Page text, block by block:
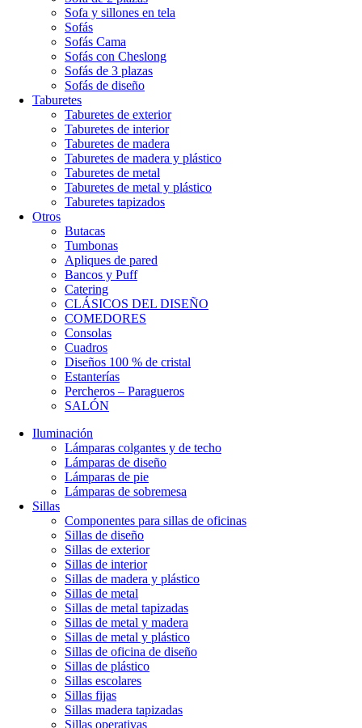
Sofa y sillones en tela
Sofás
Sofás Cama
Sofás con Cheslong
Sofás de 3 plazas
Sofás de diseño
Taburetes
Taburetes de exterior
Taburetes de interior
Taburetes de madera
Taburetes de madera y plástico
Taburetes de metal
Taburetes de metal y plástico
Taburetes tapizados
Otros
Butacas
Tumbonas
Apliques de pared
Bancos y Puff
Catering
CLÁSICOS DEL DISEÑO
COMEDORES
Consolas
Cuadros
Diseños 100 % de cristal
Estanterías
Percheros – Paragueros
SALÓN
Iluminación
Lámparas colgantes y de techo
Lámparas de diseño
Lámparas de pie
Lámparas de sobremesa
Sillas
Componentes para sillas de oficinas
Sillas de diseño
Sillas de exterior
Sillas de interior
Sillas de madera y plástico
Sillas de metal
Sillas de metal tapizadas
Sillas de metal y madera
Sillas de metal y plástico
Sillas de oficina de diseño
Sillas de plástico
Sillas escolares
Sillas fijas
Sillas madera tapizadas
Sillas operativas